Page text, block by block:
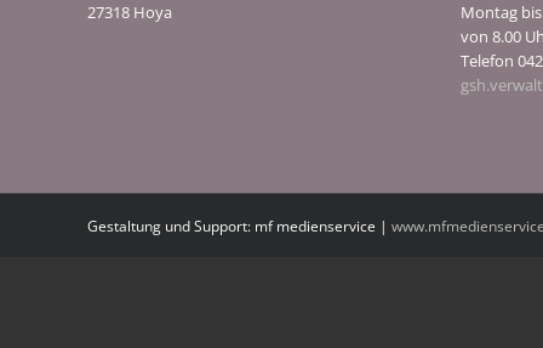
27318 Hoya
Montag
von 8.00
Telefon
Gestaltung und Support: mf medienservice |